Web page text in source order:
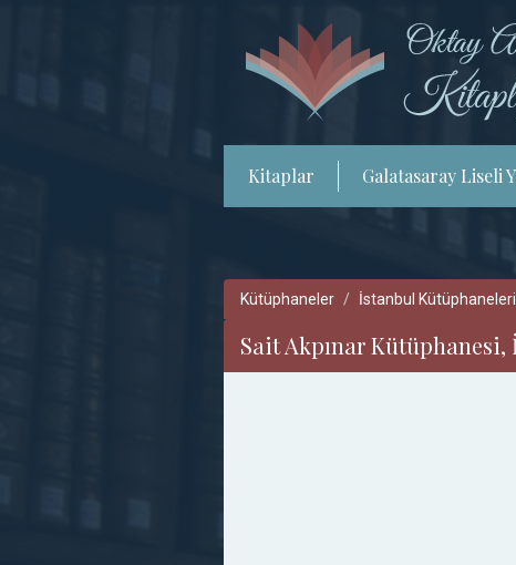
Kitaplar Galatasaray Liseli
Kütüphaneler İstanbul Kütüphaneleri
Sait Akpınar